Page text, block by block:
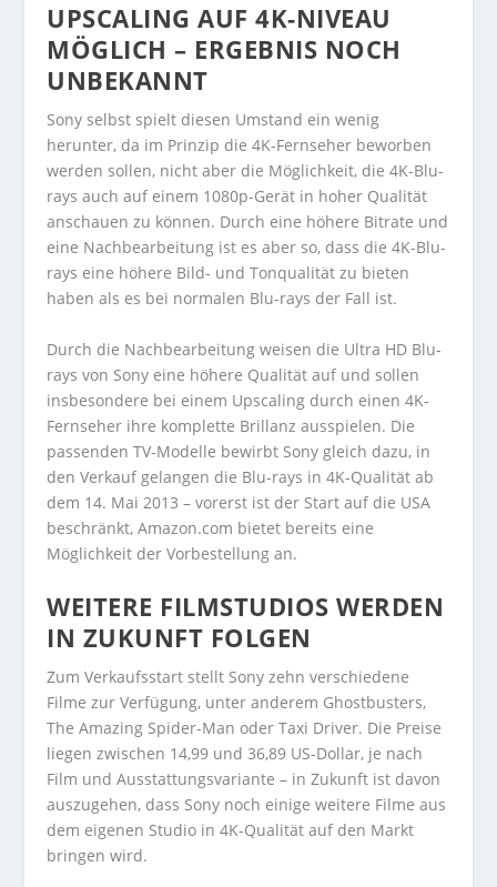
UPSCALING AUF 4K-NIVEAU
MÖGLICH – ERGEBNIS NOCH
UNBEKANNT
Sony selbst spielt diesen Umstand ein wenig
herunter, da im Prinzip die 4K-Fernseher beworben
werden sollen, nicht aber die Möglichkeit, die 4K-Blu-
rays auch auf einem 1080p-Gerät in hoher Qualität
anschauen zu können. Durch eine höhere Bitrate und
eine Nachbearbeitung ist es aber so, dass die 4K-Blu-
rays eine höhere Bild- und Tonqualität zu bieten
haben als es bei normalen Blu-rays der Fall ist.
Durch die Nachbearbeitung weisen die Ultra HD Blu-
rays von Sony eine höhere Qualität auf und sollen
insbesondere bei einem Upscaling durch einen 4K-
Fernseher ihre komplette Brillanz ausspielen. Die
passenden TV-Modelle bewirbt Sony gleich dazu, in
den Verkauf gelangen die Blu-rays in 4K-Qualität ab
dem 14. Mai 2013 – vorerst ist der Start auf die USA
beschränkt, Amazon.com bietet bereits eine
Möglichkeit der Vorbestellung an.
WEITERE FILMSTUDIOS WERDEN
IN ZUKUNFT FOLGEN
Zum Verkaufsstart stellt Sony zehn verschiedene
Filme zur Verfügung, unter anderem Ghostbusters,
The Amazing Spider-Man oder Taxi Driver. Die Preise
liegen zwischen 14,99 und 36,89 US-Dollar, je nach
Film und Ausstattungsvariante – in Zukunft ist davon
auszugehen, dass Sony noch einige weitere Filme aus
dem eigenen Studio in 4K-Qualität auf den Markt
bringen wird.